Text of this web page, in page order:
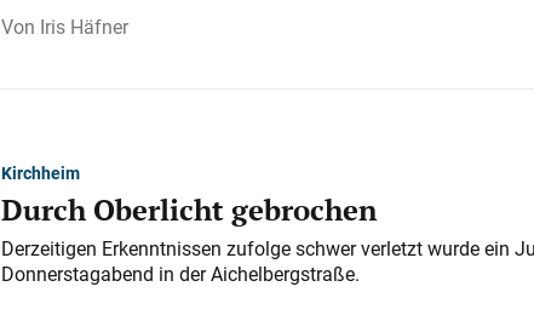
Iris Häfner
Kirchheim
Durch Oberlicht gebrochen
Derzeitigen Erkenntnissen zufolge schwer verletzt wurde ein
Donnerstagabend in der Aichelbergstraße.